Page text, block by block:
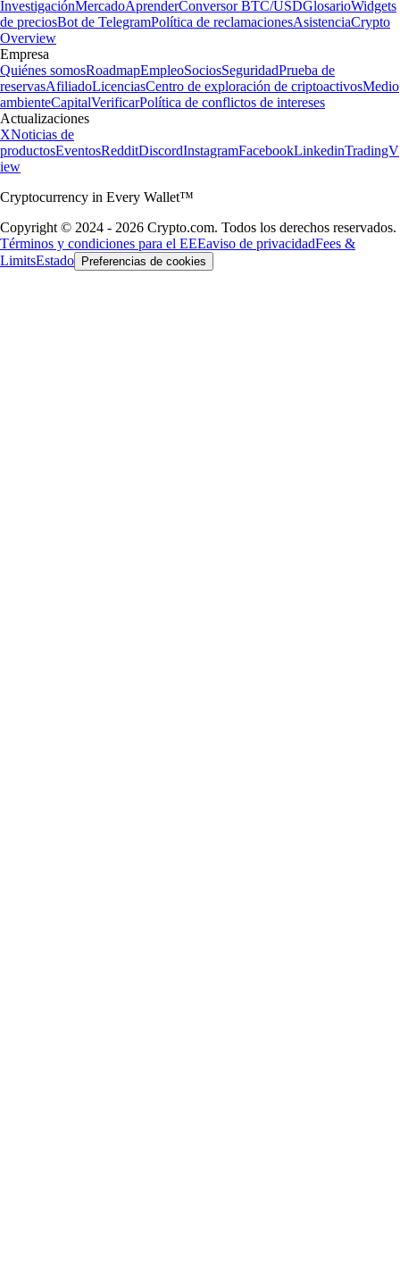
InvestigaciónMercadoAprenderConversor BTC/USDGlosarioWidgets
de preciosBot de TelegramPolítica de reclamacionesAsistenciaCrypto
Overview
Empresa
Quiénes somosRoadmapEmpleoSociosSeguridadPrueba de
reservasAfiliadoLicenciasCentro de exploración de criptoactivosMedio
ambienteCapitalVerificarPolítica de conflictos de intereses
Actualizaciones
XNoticias de
productosEventosRedditDiscordInstagramFacebookLinkedinTradingV
iew
Cryptocurrency in Every Wallet™
Copyright © 2024 - 2026 Crypto.com. Todos los derechos reservados.
Términos y condiciones para el EEEaviso de privacidadFees &
LimitsEstado Preferencias de cookies